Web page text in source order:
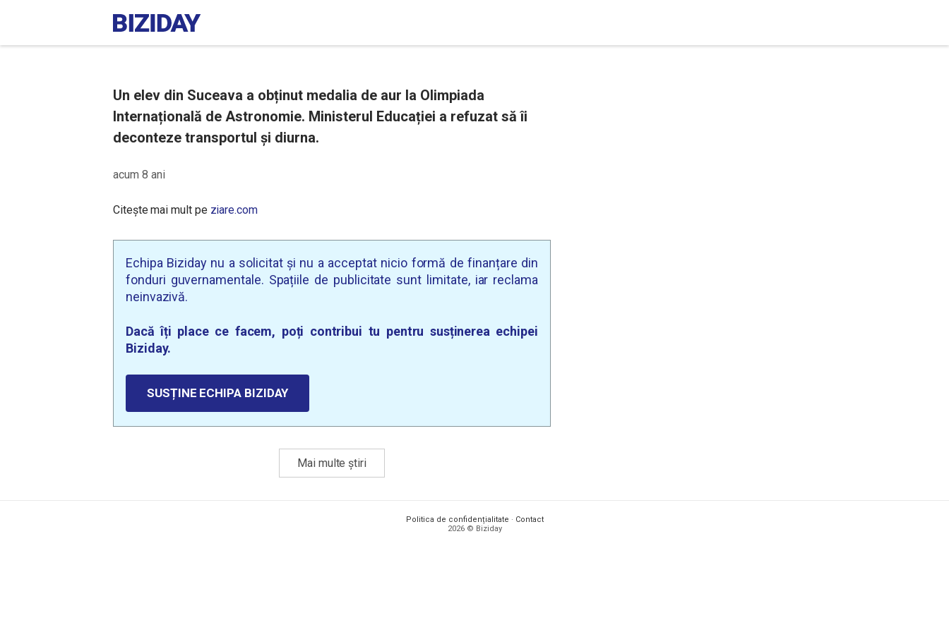
Un elev din Suceava a obținut medalia de aur la Olimpiada
Internațională de Astronomie. Ministerul Educației a refuzat să îi
deconteze transportul și diurna.
acum 8 ani
Citește mai mult pe ziare.com
Echipa Biziday nu a solicitat și nu a acceptat nicio formă de finanțare din
fonduri guvernamentale. Spațiile de publicitate sunt limitate, iar reclama
neinvazivă.
Dacă îți place ce facem, poți contribui tu pentru susținerea echipei
Biziday.
SUSȚINE ECHIPA BIZIDAY
Mai multe știri
Politica de confidențialitate · Contact
2026 © Biziday